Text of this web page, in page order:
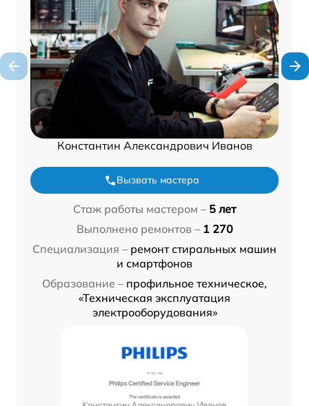
Константин Александрович Иванов
Вызвать мастера
Стаж работы мастером – 5 лет
Выполнено ремонтов – 1 270
Специализация – ремонт стиральных машин
и смартфонов
Образование – профильное техническое,
«Техническая эксплуатация
электрооборудования»